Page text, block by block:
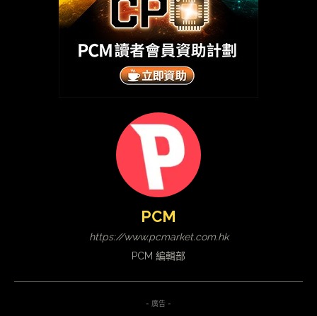
PCM
https://www.pcmarket.com.hk
PCM 編輯部
- 廣告 -